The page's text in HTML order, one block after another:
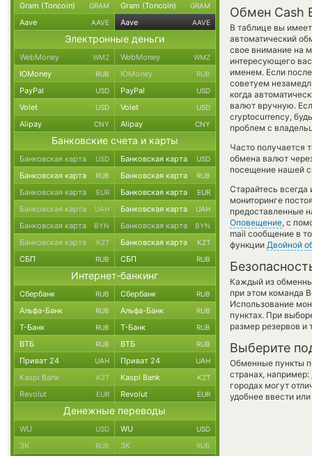
Обмен Cash
В таблице вы
автоматический
свое внимание на
интересующего
именем. Если
советуем
когда
валют вручную.
cryptocurrency,
проблем с
Часто получается
обмена валют
посещение нашей
Старайтесь всегда
мониторинге
предоставленные
Оповещение, с
mail сообщение в
функции Двойной
Каждый из
при этом команда
Использование
пунктах. При
размер резервов и
Выберите
Обменные пункты
странах, например:
городах могут
удобнее ввести
Gram (Toncoin) GRAM Gram (Toncoin) GRAM
Aave AAVE Aave AAVE
Электронные деньги
WebMoney WMZ WebMoney WMZ
ЮMoney RUB ЮMoney RUB
PayPal USD PayPal USD
Volet USD Volet USD
Alipay CNY Alipay CNY
Банковские счета и карты
Банковская карта USD Банковская карта USD
Банковская карта RUB Банковская карта RUB
Банковская карта EUR Банковская карта EUR
Банковская карта UAH Банковская карта UAH
Банковская карта BYN Банковская карта BYN
Банковская карта KZT Банковская карта KZT
СБП RUB СБП RUB
Интернет-банкинг
Сбербанк RUB Сбербанк RUB
Альфа-Банк RUB Альфа-Банк RUB
Т-Банк RUB Т-Банк RUB
ВТБ RUB ВТБ RUB
Приват 24 UAH Приват 24 UAH
Kaspi Bank KZT Kaspi Bank KZT
Revolut EUR Revolut EUR
Денежные переводы
WU USD WU USD
ЗК RUB ЗК RUB